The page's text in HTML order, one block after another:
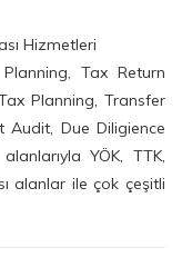
Hizmetleri
Tax Return
Planning, Transfer
Audit, Due Diligience
YÖK, TTK,
alanlar ile çok çeşitli